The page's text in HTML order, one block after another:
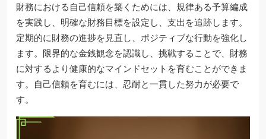
財務における自己信頼を築くためには、規律ある予算編成
を実践し、明確な財務目標を設定し、支出を追跡します。
定期的に財務の進捗を見直し、ポジティブな行動を強化し
ます。限界的な金銭観念を認識し、挑戦することで、財務
に対するより健康的なマインドセットを育むことができま
す。自己信頼を育むには、忍耐と一貫した努力が必要で
す。